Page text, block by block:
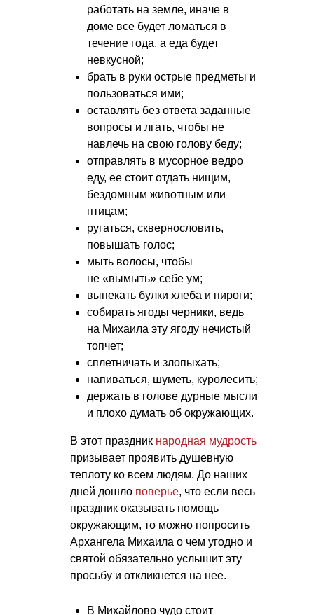
работать на земле, иначе в
доме все будет ломаться в
течение года, а еда будет
невкусной;
брать в руки острые предметы и
пользоваться ими;
оставлять без ответа заданные
вопросы и лгать, чтобы не
навлечь на свою голову беду;
отправлять в мусорное ведро
еду, ее стоит отдать нищим,
бездомным животным или
птицам;
ругаться, сквернословить,
повышать голос;
мыть волосы, чтобы
не «вымыть» себе ум;
выпекать булки хлеба и пироги;
собирать ягоды черники, ведь
на Михаила эту ягоду нечистый
топчет;
сплетничать и злопыхать;
напиваться, шуметь, куролесить;
держать в голове дурные мысли
и плохо думать об окружающих.
В этот праздник народная мудрость
призывает проявить душевную
теплоту ко всем людям. До наших
дней дошло поверье, что если весь
праздник оказывать помощь
окружающим, то можно попросить
Архангела Михаила о чем угодно и
святой обязательно услышит эту
просьбу и откликнется на нее.
В Михайлово чудо стоит